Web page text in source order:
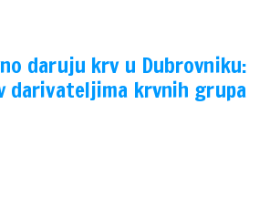
daruju krv u Dubrovniku:
darivateljima krvnih grupa